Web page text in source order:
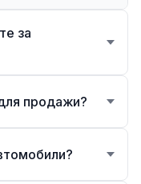
за
продажи?